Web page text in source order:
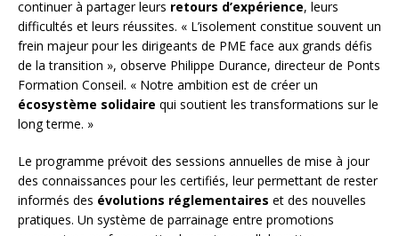
continuer à partager leurs retours d’expérience, leurs
difficultés et leurs réussites. « L’isolement constitue souvent un
frein majeur pour les dirigeants de PME face aux grands défis
de la transition », observe Philippe Durance, directeur de Ponts
Formation Conseil. « Notre ambition est de créer un
écosystème solidaire qui soutient les transformations sur le
long terme. »
Le programme prévoit des sessions annuelles de mise à jour
des connaissances pour les certifiés, leur permettant de rester
informés des évolutions réglementaires et des nouvelles
pratiques. Un système de parrainage entre promotions